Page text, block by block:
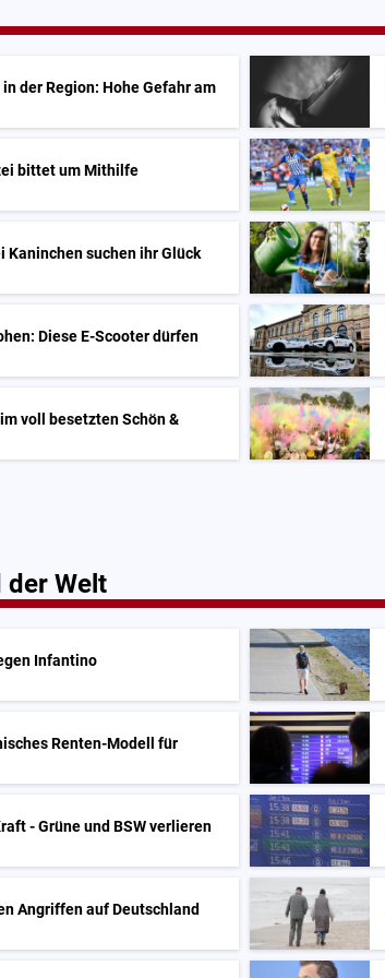
der Region: Hohe Gefahr am
bittet um Mithilfe
Kaninchen suchen ihr Glück
Diese E-Scooter dürfen
voll besetzten Schön &
der Welt
Infantino
Renten-Modell für
- Grüne und BSW verlieren
Angriffen auf Deutschland